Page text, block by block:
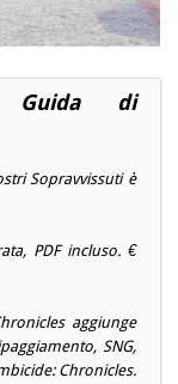
Guida di
Sopravvissuti è
PDF incluso. €
aggiunge
SNG,
Chronicles.